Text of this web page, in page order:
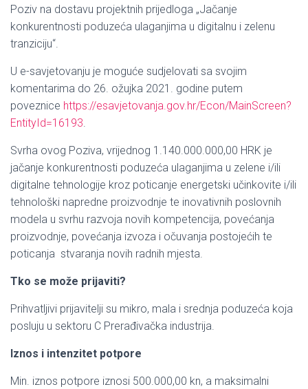
Poziv na dostavu projektnih prijedloga „Jačanje
konkurentnosti poduzeća ulaganjima u digitalnu i zelenu
tranziciju“.
U e-savjetovanju je moguće sudjelovati sa svojim
komentarima do 26. ožujka 2021. godine putem
poveznice https://esavjetovanja.gov.hr/Econ/MainScreen?
EntityId=16193.
Svrha ovog Poziva, vrijednog 1.140.000.000,00 HRK je
jačanje konkurentnosti poduzeća ulaganjima u zelene i/ili
digitalne tehnologije kroz poticanje energetski učinkovite i/ili
tehnološki napredne proizvodnje te inovativnih poslovnih
modela u svrhu razvoja novih kompetencija, povećanja
proizvodnje, povećanja izvoza i očuvanja postojećih te
poticanja stvaranja novih radnih mjesta.
Tko se može prijaviti?
Prihvatljivi prijavitelji su mikro, mala i srednja poduzeća koja
posluju u sektoru C Prerađivačka industrija.
Iznos i intenzitet potpore
Min. iznos potpore iznosi 500.000,00 kn, a maksimalni